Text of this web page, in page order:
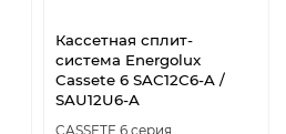
Кассетная сплит-
система Energolux
Cassete 6 SAС12С6-A /
SAU12U6-A
CASSETE 6 серия